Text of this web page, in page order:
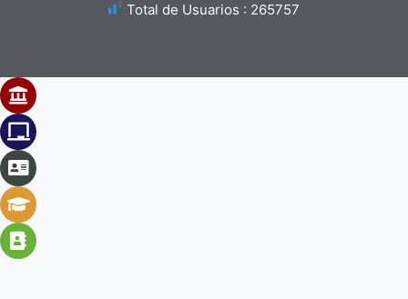
Total de Usuarios : 265757